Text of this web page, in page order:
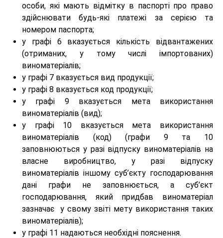
особи, які мають відмітку в паспорті про право
здійснювати будь-які платежі за серією та
номером паспорта;
у графі 6 вказується кількість відвантажених
(отриманих, у тому числі імпортованих)
виноматеріалів;
у графі 7 вказується вид продукції;
у графі 8 вказується код продукції;
у графі 9 вказується мета використання
виноматеріалів (вид);
у графі 10 вказується мета використання
виноматеріалів (код) (графи 9 та 10
заповнюються у разі відпуску виноматеріалів на
власне виробництво, у разі відпуску
виноматеріалів іншому суб’єкту господарювання
дані графи не заповнюється, а суб’єкт
господарювання, який придбав виноматеріал
зазначає у свому звіті мету використання таких
виноматеріалів);
у графі 11 надаються необхідні пояснення.